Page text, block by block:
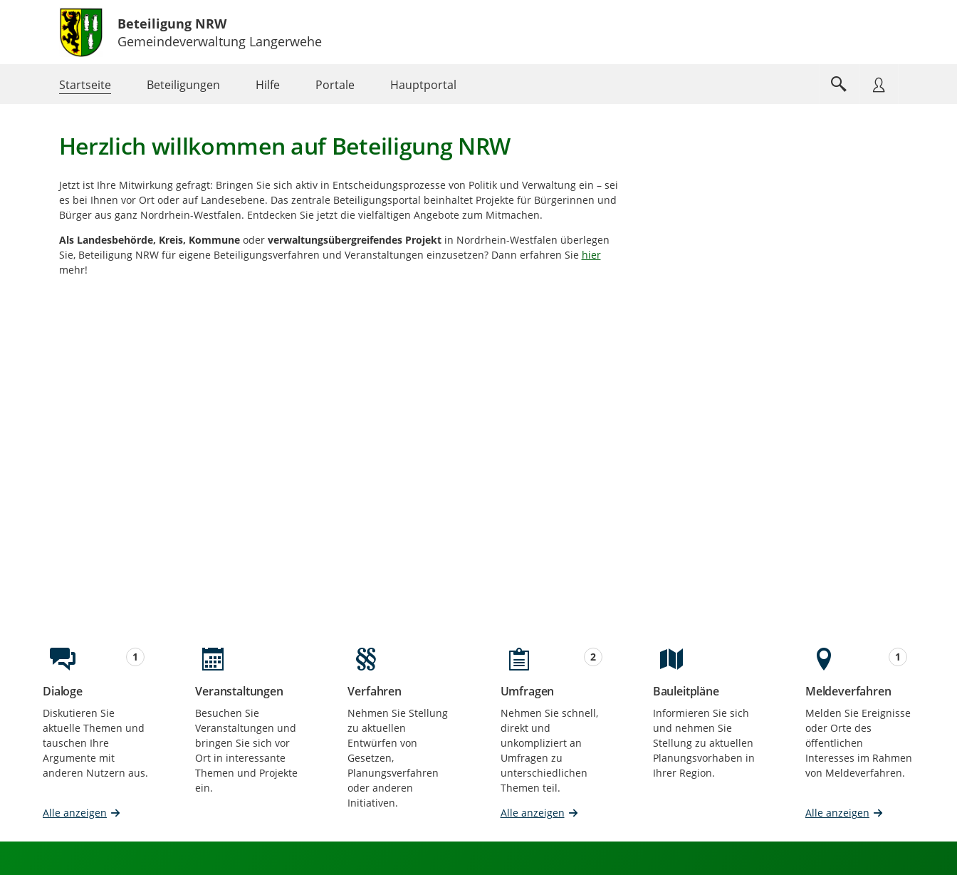
Beteiligung NRW
Gemeindeverwaltung Langerwehe
Startseite Beteiligungen Hilfe Portale Hauptportal
Herzlich willkommen auf Beteiligung NRW
Jetzt ist Ihre Mitwirkung gefragt: Bringen Sie sich aktiv in Entscheidungsprozesse von Politik und Verwaltung ein – sei
es bei Ihnen vor Ort oder auf Landesebene. Das zentrale Beteiligungsportal beinhaltet Projekte für Bürgerinnen und
Bürger aus ganz Nordrhein-Westfalen. Entdecken Sie jetzt die vielfältigen Angebote zum Mitmachen.
Als Landesbehörde, Kreis, Kommuneoder verwaltungsübergreifendes Projekt in Nordrhein-Westfalen überlegen
Sie, Beteiligung NRW für eigene Beteiligungsverfahren und Veranstaltungen einzusetzen? Dann erfahren Sie hier
mehr!
Beteiligungsformate
Dialoge
1
Beteiligungen
Diskutieren Sie
aktuelle Themen und
tauschen Ihre
Argumente mit
anderen Nutzern aus.
Alle anzeigen
Veranstaltungen
Beteiligungen
Besuchen Sie
Veranstaltungen und
bringen Sie sich vor
Ort in interessante
Themen und Projekte
ein.
Verfahren
Beteiligungen
Nehmen Sie Stellung
zu aktuellen
Entwürfen von
Gesetzen,
Planungsverfahren
oder anderen
Initiativen.
Umfragen
2
Beteiligungen
Nehmen Sie schnell,
direkt und
unkompliziert an
Umfragen zu
unterschiedlichen
Themen teil.
Alle anzeigen
Bauleitpläne
Beteiligungen
Informieren Sie sich
und nehmen Sie
Stellung zu aktuellen
Planungsvorhaben in
Ihrer Region.
Meldeverfahren
1
Beteiligungen
Melden Sie Ereignisse
oder Orte des
öffentlichen
Interesses im Rahmen
von Meldeverfahren.
Alle anzeigen